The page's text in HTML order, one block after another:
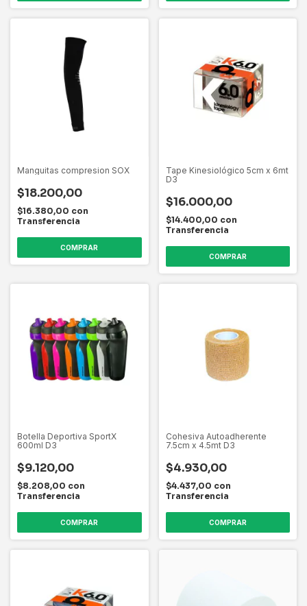
Manguitas compresion SOX
$18.200,00
$16.380,00 con
Transferencia
COMPRAR
Tape Kinesiológico 5cm x 6mt
D3
$16.000,00
$14.400,00 con
Transferencia
Botella Deportiva SportX
600ml D3
$9.120,00
$8.208,00 con
Transferencia
COMPRAR
Cohesiva Autoadherente
7.5cm x 4.5mt D3
$4.930,00
$4.437,00 con
Transferencia